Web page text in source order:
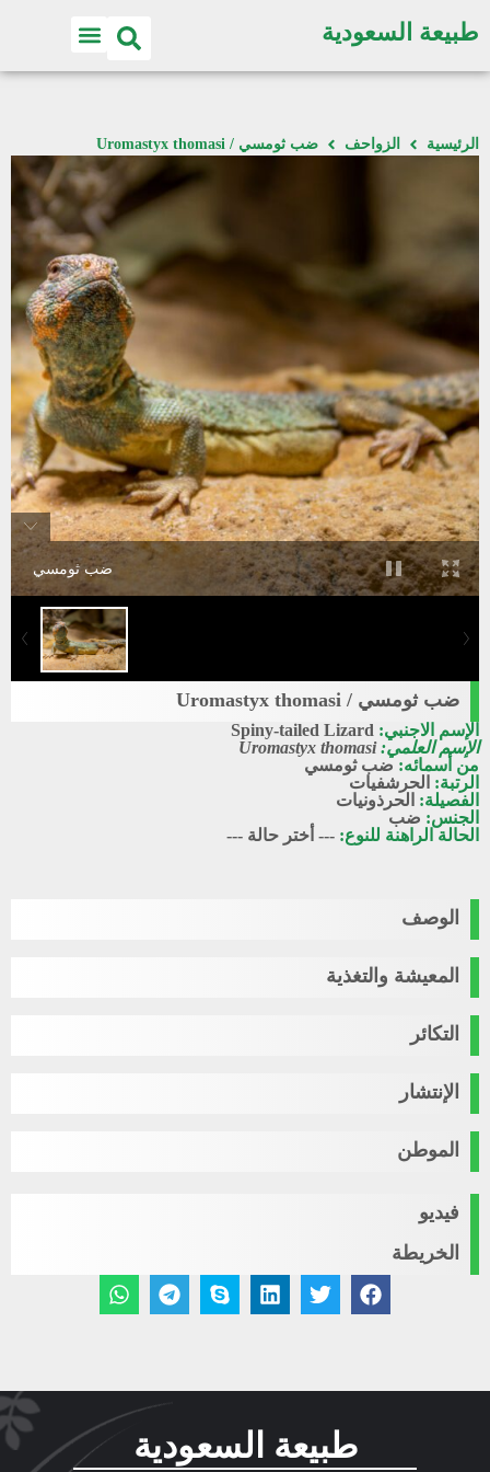
طبيعة السعودية
الرئيسية الزواحف ضب ثومسي / Uromastyx thomasi
ضب ثومسي
ضب ثومسي / Uromastyx thomasi
الإسم الاجنبي: Spiny-tailed Lizard
الإسم العلمي:Uromastyx thomasi
من أسمائه: ضب ثومسي
الرتبة: الحرشفيات
الفصيلة: الحرذونيات
الجنس: ضب
الحالة الراهنة للنوع: --- أختر حالة ---
الوصف
المعيشة والتغذية
التكائر
الإنتشار
الموطن
فيديو
الخريطة
طبيعة السعودية